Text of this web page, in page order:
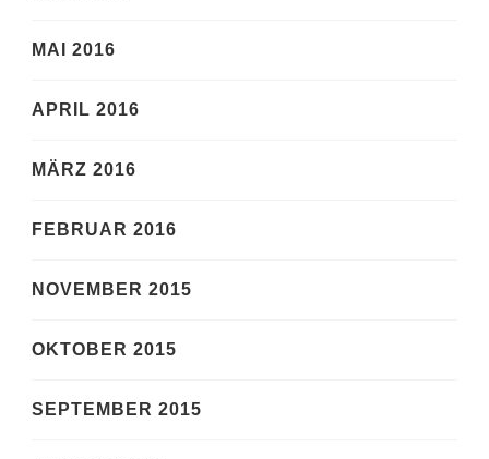
MAI 2016
APRIL 2016
MÄRZ 2016
FEBRUAR 2016
NOVEMBER 2015
OKTOBER 2015
SEPTEMBER 2015